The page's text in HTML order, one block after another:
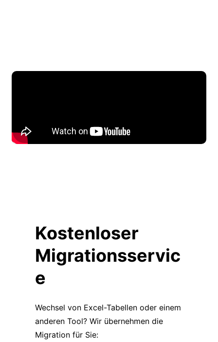
Kostenloser
Migrationsservic
e
Wechsel von Excel-Tabellen oder einem
anderen Tool? Wir übernehmen die
Migration für Sie: